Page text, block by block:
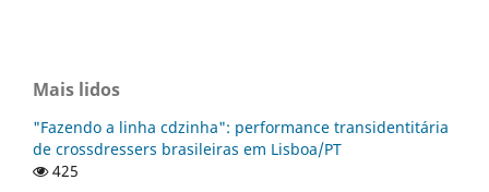
Mais lidos
"Fazendo a linha cdzinha": performance transidentitária
de crossdressers brasileiras em Lisboa/PT
425